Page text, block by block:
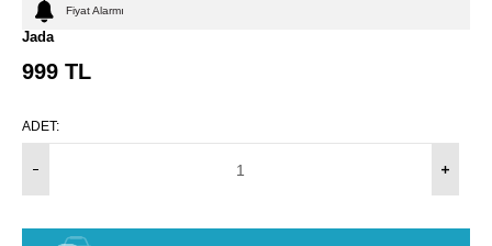
Fiyat Alarmı
Jada
999 TL
ADET: